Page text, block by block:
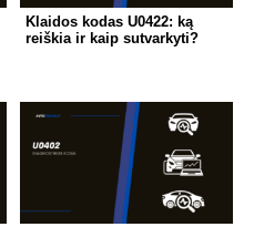
Klaidos kodas U0422: ką
reiškia ir kaip sutvarkyti?